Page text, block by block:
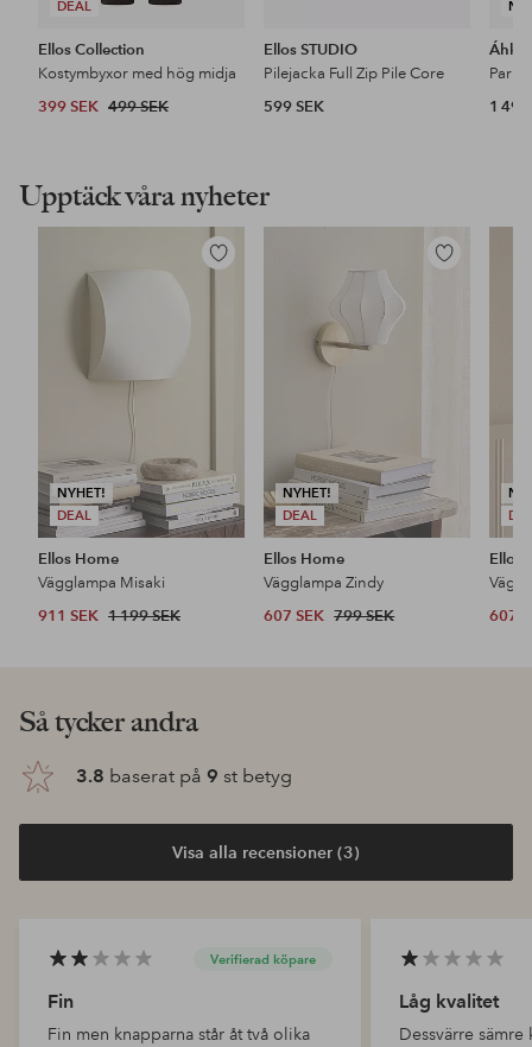
DEAL
Ellos Collection
Kostymbyxor med hög midja
399 SEK 499 SEK
Ellos STUDIO
Pilejacka Full Zip Pile Core
599 SEK
1 499
Upptäck våra nyheter
NYHET!
DEAL
Lägg
Ellos Home
Vägglampa Misaki
911 SEK 1 199 SEK
NYHET!
DEAL
Lägg
Ellos Home
Vägglampa Zindy
607 SEK 799 SEK
Ellos
607
Så tycker andra
3.8 baserat på 9 st betyg
Visa alla recensioner (3)
Verifierad köpare
Fin
Fin men knapparna står åt två olika
Låg kvalitet
Dessvärre sämre